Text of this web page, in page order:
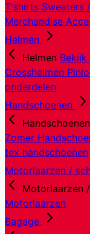
T'shirts Sweaters
Merchandise
Helmen
Helmen Bekijk
Crosshelmen
onderdelen
Handschoenen
Handschoenen
Zomer
tex handschoenen
Motorlaarzen /
Motorlaarzen
Motorlaarzen
Bagage